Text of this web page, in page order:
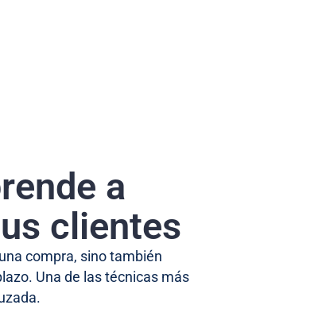
a
clientes
compra, sino también
Una de las técnicas más